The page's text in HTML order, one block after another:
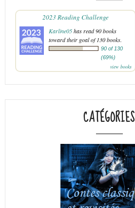
2023 Reading Challenge
Karline05has read 90 books
toward their goal of 130 books.
90 of 130
(69%)
view books
CATÉGORIES